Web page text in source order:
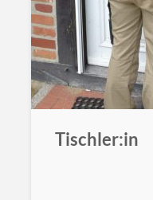
Tischler:in